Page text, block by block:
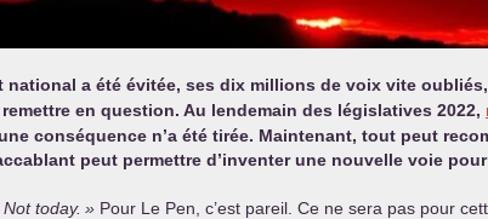
a été évitée, ses dix millions de voix vite
en question. Au lendemain des législatives 2022,
conséquence n’a été tirée. Maintenant, tout peut
peut permettre d’inventer une nouvelle voie
Not today. » Pour Le Pen, c’est pareil. Ce ne sera pas pour